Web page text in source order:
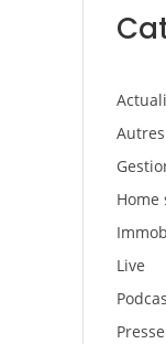
Autres
Home
Live
Presse